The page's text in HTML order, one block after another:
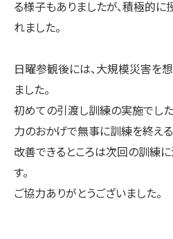
る様子もありましたが、積極的
れました。
日曜参観後には、大規模災害を
ました。
初めての引渡し訓練の実施でし
力のおかげで無事に訓練を終える
改善できるところは次回の訓練
す。
ご協力ありがとうございました。